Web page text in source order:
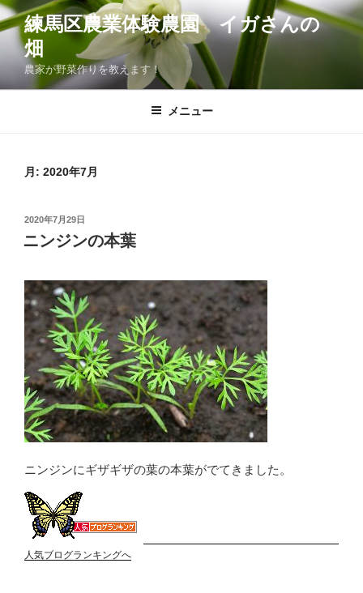
コ
ン
ツ
練馬区農業体験農園 イガさんの
畑
農家が野菜作りを教えます！
メニュー
月: 2020年7月
投
日:
2020年7月29日
ニンジンの本葉
ニンジンにギザギザの葉の本葉がでてきました。
人気ブログランキングへ